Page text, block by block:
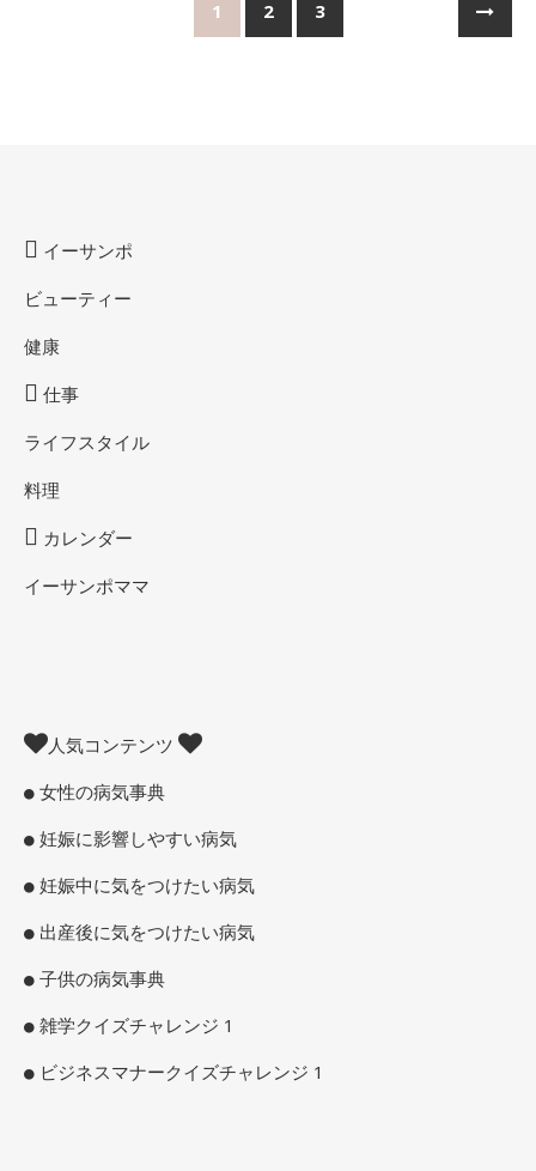
1 2 3
イーサンポ
ビューティー
健康
仕事
ライフスタイル
料理
カレンダー
イーサンポママ
人気コンテンツ
女性の病気事典
妊娠に影響しやすい病気
妊娠中に気をつけたい病気
出産後に気をつけたい病気
子供の病気事典
雑学クイズチャレンジ 1
ビジネスマナークイズチャレンジ 1